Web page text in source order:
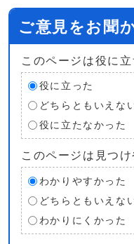
ご意見をお聞
このページは役に立
役に立った
どちらともいえな
役に立たなかった
このページは見つ
わかりやすかった
どちらともいえな
わかりにくかった